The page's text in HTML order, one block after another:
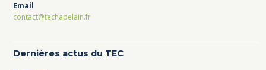
Email
contact@techapelain.fr
Dernières actus du TEC